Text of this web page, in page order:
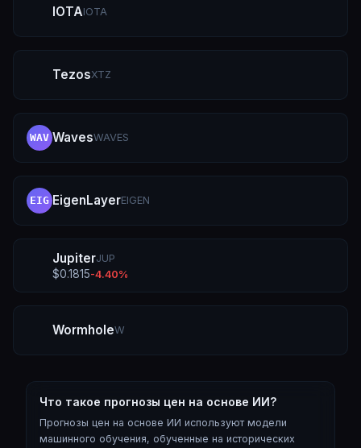
IOTAIOTA
TezosXTZ
WAV WavesWAVES
EIG EigenLayerEIGEN
JupiterJUP
$0.1815-4.40%
WormholeW
Что такое прогнозы цен на основе ИИ?
Прогнозы цен на основе ИИ используют модели
машинного обучения, обученные на исторических